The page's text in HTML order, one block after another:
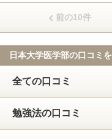
前の10件
日本大学医学部の口コミを
全ての口コミ
勉強法の口コミ